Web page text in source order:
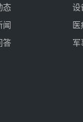
态
闻
答
设